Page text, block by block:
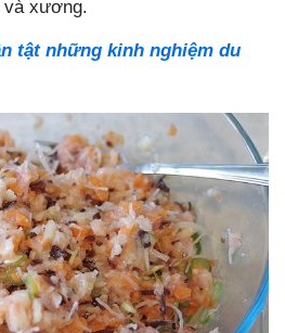
và xương.
tật những kinh nghiệm du